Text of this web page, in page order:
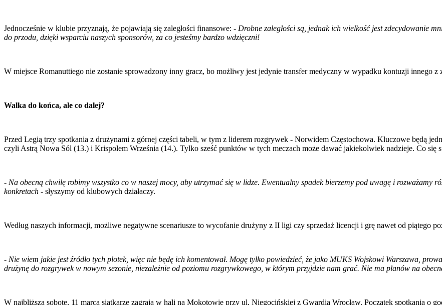
Jednocześnie w klubie przyznają, że pojawiają się zaległości finansowe: - Drobne zaległości są, jednak ich wielkość jest zdecydowanie
do przodu, dzięki wsparciu naszych sponsorów, za co jesteśmy bardzo wdzięczni!
W miejsce Romanuttiego nie zostanie sprowadzony inny gracz, bo możliwy jest jedynie transfer medyczny w wypadku kontuzji innego z
Walka do końca, ale co dalej?
Przed Legią trzy spotkania z drużynami z górnej części tabeli, w tym z liderem rozgrywek - Norwidem Częstochowa. Kluczowe będą
czyli Astrą Nowa Sól (13.) i Krispolem Września (14.). Tylko sześć punktów w tych meczach może dawać jakiekolwiek nadzieje. Co się
- Na obecną chwilę robimy wszystko co w naszej mocy, aby utrzymać się w lidze. Ewentualny spadek bierzemy pod uwagę i rozważamy
konkretach - słyszymy od klubowych działaczy.
Według naszych informacji, możliwe negatywne scenariusze to wycofanie drużyny z II ligi czy sprzedaż licencji i grę nawet od piątego
- Nie wiem jakie jest źródło tych plotek, więc nie będę ich komentował. Mogę tylko powiedzieć, że jako MUKS Wojskowi Warszawa,
drużynę do rozgrywek w nowym sezonie, niezależnie od poziomu rozgrywkowego, w którym przyjdzie nam grać. Nie ma planów na
W najbliższą sobotę, 11 marca siatkarze zagrają w hali na Mokotowie przy ul. Niegocińskiej z Gwardią Wrocław. Początek spotkania o